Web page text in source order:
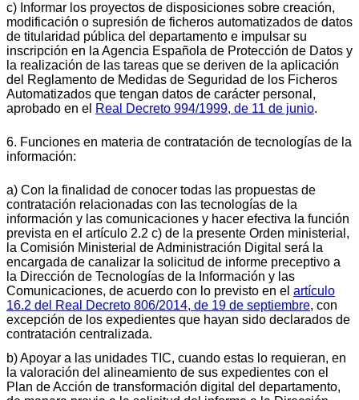
c) Informar los proyectos de disposiciones sobre creación,
modificación o supresión de ficheros automatizados de datos
de titularidad pública del departamento e impulsar su
inscripción en la Agencia Española de Protección de Datos y
la realización de las tareas que se deriven de la aplicación
del Reglamento de Medidas de Seguridad de los Ficheros
Automatizados que tengan datos de carácter personal,
aprobado en el Real Decreto 994/1999, de 11 de junio.
6. Funciones en materia de contratación de tecnologías de la
información:
a) Con la finalidad de conocer todas las propuestas de
contratación relacionadas con las tecnologías de la
información y las comunicaciones y hacer efectiva la función
prevista en el artículo 2.2 c) de la presente Orden ministerial,
la Comisión Ministerial de Administración Digital será la
encargada de canalizar la solicitud de informe preceptivo a
la Dirección de Tecnologías de la Información y las
Comunicaciones, de acuerdo con lo previsto en el artículo
16.2 del Real Decreto 806/2014, de 19 de septiembre, con
excepción de los expedientes que hayan sido declarados de
contratación centralizada.
b) Apoyar a las unidades TIC, cuando estas lo requieran, en
la valoración del alineamiento de sus expedientes con el
Plan de Acción de transformación digital del departamento,